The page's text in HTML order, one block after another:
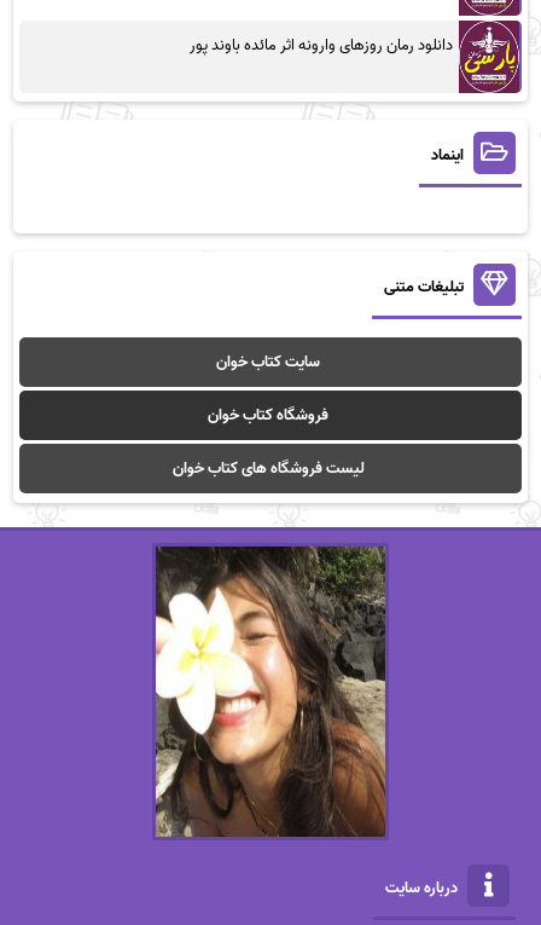
دانلود رمان روزهای وارونه اثر مائده باوند پور
اینماد
تبلیغات متنی
سایت کتاب خوان
فروشگاه کتاب خوان
لیست فروشگاه های کتاب خوان
درباره سایت